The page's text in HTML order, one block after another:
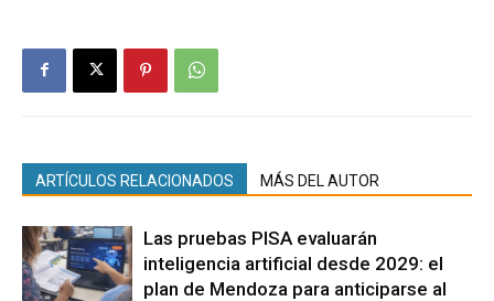
ARTÍCULOS RELACIONADOS MÁS DEL AUTOR
Las pruebas PISA evaluarán
inteligencia artificial desde 2029: el
plan de Mendoza para anticiparse al